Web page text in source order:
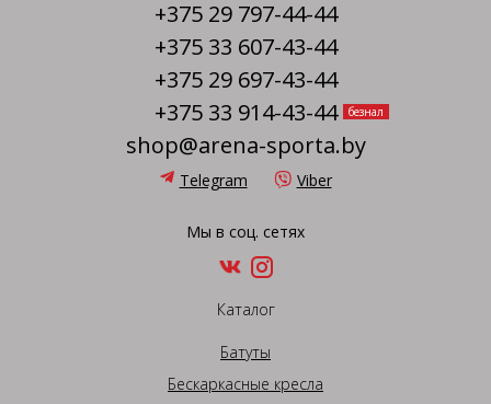
+375 29 797-44-44
+375 33 607-43-44
+375 29 697-43-44
+375 33 914-43-44
безнал
shop@arena-sporta.by
Telegram Viber
Мы в соц. сетях
Каталог
Батуты
Бескаркасные кресла